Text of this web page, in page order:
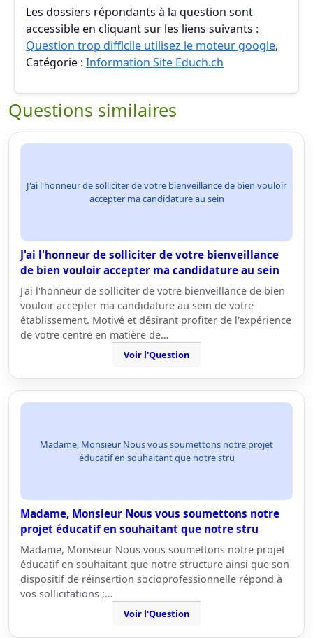
Les dossiers répondants à la question sont
accessible en cliquant sur les liens suivants :
Question trop difficile utilisez le moteur google,
Catégorie : Information Site Educh.ch
Questions similaires
J'ai l'honneur de solliciter de votre bienveillance de bien vouloir
accepter ma candidature au sein
J'ai l'honneur de solliciter de votre bienveillance
de bien vouloir accepter ma candidature au sein
J'ai l'honneur de solliciter de votre bienveillance de bien
vouloir accepter ma candidature au sein de votre
établissement. Motivé et désirant profiter de l'expérience
de votre centre en matière de…
Voir l'Question
Madame, Monsieur Nous vous soumettons notre projet
éducatif en souhaitant que notre stru
Madame, Monsieur Nous vous soumettons notre
projet éducatif en souhaitant que notre stru
Madame, Monsieur Nous vous soumettons notre projet
éducatif en souhaitant que notre structure ainsi que son
dispositif de réinsertion socioprofessionnelle répond à
vos sollicitations ;…
Voir l'Question